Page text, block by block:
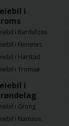
i
i Bardufoss
i Finnsnes
i Harstad
i Tromsø
i
i Grong
i Namsos